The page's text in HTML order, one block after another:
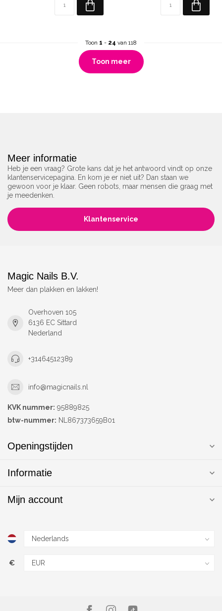
Toon 1 - 24 van 118
Toon meer
Meer informatie
Heb je een vraag? Grote kans dat je het antwoord vindt op onze
klantenservicepagina. En kom je er niet uit? Dan staan we
gewoon voor je klaar. Geen robots, maar mensen die graag met
je meedenken.
Klantenservice
Magic Nails B.V.
Meer dan plakken en lakken!
Overhoven 105
6136 EC Sittard
Nederland
+31464512389
info@magicnails.nl
KVK nummer: 95889825
btw-nummer: NL867373659B01
Openingstijden
Informatie
Mijn account
€